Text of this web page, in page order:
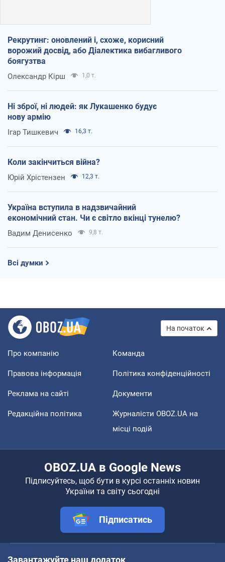
Рекрутинг: оновлений і, схоже, корисний
ворожий досвід, або Діалектика вибагливого
боягузтва
Олександр Кірш 1,0 т.
Ні зброї, ні людей: як Лукашенко будує
нову армію
Ігар Тишкевич 16,3 т.
Коли закінчиться війна?
Юрій Хрістензен 12,3 т.
Україна вступила в надзвичайний
економічний стан. Чи є світло вкінці тунелю?
Вадим Денисенко 9,8 т.
Всі думки
На початок
Про компанію Команда
Правова інформація Політика конфіденційності
Реклама на сайті Документи
Редакційна політика
Журналісти OBOZ.UA на
місці подій
OBOZ.UA в Google News
Підписуйтесь, щоб бути в курсі останніх новин
України та світу сьогодні
Підписатись
Завантажуйте наш додаток